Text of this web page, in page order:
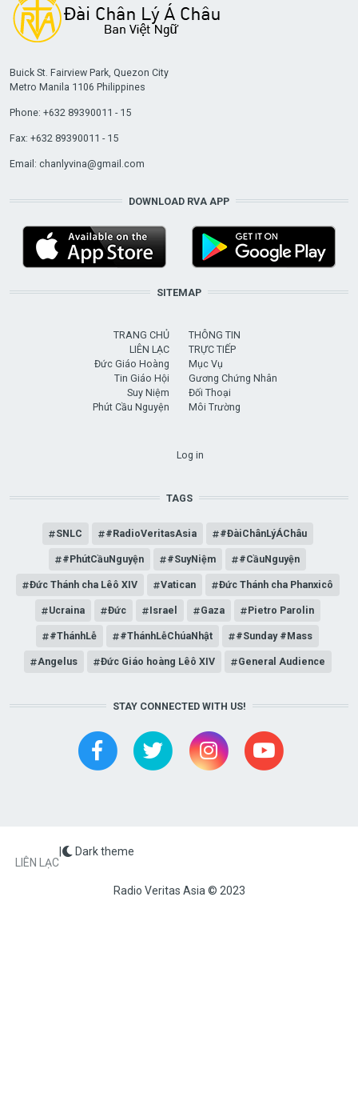
Buick St. Fairview Park, Quezon City
Metro Manila 1106 Philippines
Phone: +632 89390011 - 15
Fax: +632 89390011 - 15
Email: chanlyvina@gmail.com
DOWNLOAD RVA APP
SITEMAP
TRANG CHỦ
LIÊN LẠC
Đức Giáo Hoàng
Tin Giáo Hội
Suy Niệm
Phút Cầu Nguyện
THÔNG TIN
TRỰC TIẾP
Mục Vụ
Gương Chứng Nhân
Đối Thoại
Môi Trường
Log in
TAGS
SNLC #RadioVeritasAsia #ĐàiChânLýÁChâu
#PhútCầuNguyện #SuyNiệm #CầuNguyện
Đức Thánh cha Lêô XIV Vatican Đức Thánh cha Phanxicô
Ucraina Đức Israel Gaza Pietro Parolin
#ThánhLễ #ThánhLễChúaNhật #Sunday #Mass
Angelus Đức Giáo hoàng Lêô XIV General Audience
STAY CONNECTED WITH US!
Radio Veritas Asia © 2023
FOOTER
LIÊN LẠC
Dark theme